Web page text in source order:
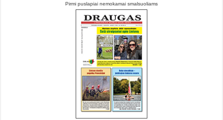
Pirmi puslapiai nemokamai smalsuoliams